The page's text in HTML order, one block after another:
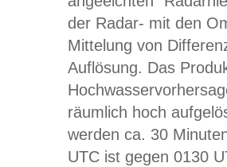
der Radar- mit den
Mittelung von
Auflösung. Das
räumlich hoch
werden ca. 30
UTC ist gegen 0130